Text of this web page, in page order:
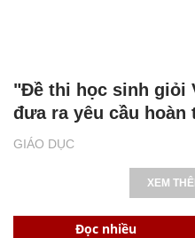
GIÁO DỤC
"Đề thi học sinh giỏi
đưa ra yêu cầu hoàn
XEM
Đọc nhiều